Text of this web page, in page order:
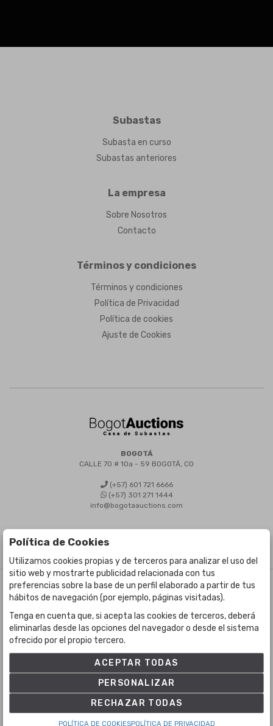
Subastas
Subasta en curso
Subastas anteriores
La empresa
Sobre Nosotros
Contacto
Términos y condiciones
Términos y condiciones
Política de Privacidad
Política de cookies
Ajuste de Cookies
BOGOTÁ
CALLE 70 # 10a - 59 BOGOTÁ, CO
(+57) 601 721 6666
(+57) 301 271 1444
info@bogotaauctions.com
©Bogota Auctions- Todos los derechos reservados
Desarrollado por Labelgrup Networks.
Política de Cookies
Utilizamos cookies propias y de terceros para analizar el uso del
sitio web y mostrarte publicidad relacionada con tus
preferencias sobre la base de un perfil elaborado a partir de tus
hábitos de navegación (por ejemplo, páginas visitadas).
Tenga en cuenta que, si acepta las cookies de terceros, deberá
eliminarlas desde las opciones del navegador o desde el sistema
ofrecido por el propio tercero.
ACEPTAR TODAS
PERSONALIZAR
RECHAZAR TODAS
POLÍTICA DE COOKIESPOLÍTICA DE PRIVACIDAD